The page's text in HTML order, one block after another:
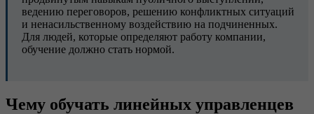
ведению переговоров, решению конфликтных ситуаций
и ненасильственному воздействию на подчиненных.
Для людей, которые определяют работу компании,
обучение должно стать нормой.
Чему обучать линейных управленцев